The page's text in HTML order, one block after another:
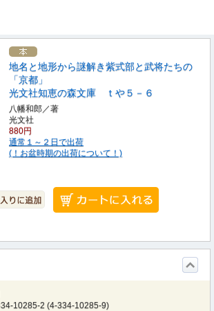
地名と地形から謎解き紫式部と武将たちの
「京都」
光文社知恵の森文庫 ｔや５－６
八幡和郎／著
光文社
880円
通常１～２日で出荷
(！お盆時期の出荷について！)
10285-2 (4-334-10285-9)